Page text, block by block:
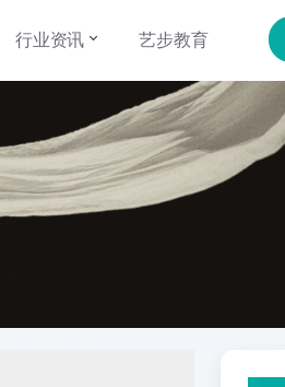
行业资讯 艺步教育